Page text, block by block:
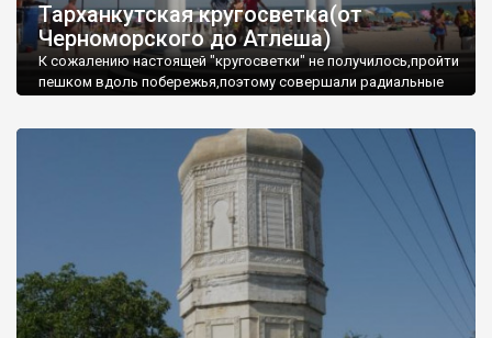
Тарханкутская кругосветка(от
Черноморского до Атлеша)
К сожалению настоящей "кругосветки" не получилось,пройти
пешком вдоль побережья,поэтому совершали радиальные